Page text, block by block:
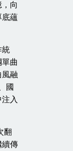
向
底蘊
統
曲
融
國
入
翻
續傳